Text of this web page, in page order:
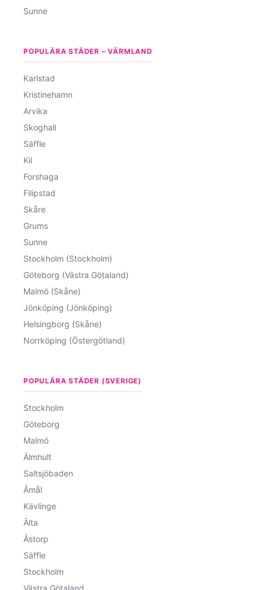
Sunne
POPULÄRA STÄDER – VÄRMLAND
Karlstad
Kristinehamn
Arvika
Skoghall
Säffle
Kil
Forshaga
Filipstad
Skåre
Grums
Sunne
Stockholm (Stockholm)
Göteborg (Västra Götaland)
Malmö (Skåne)
Jönköping (Jönköping)
Helsingborg (Skåne)
Norrköping (Östergötland)
POPULÄRA STÄDER (SVERIGE)
Stockholm
Göteborg
Malmö
Älmhult
Saltsjöbaden
Åmål
Kävlinge
Älta
Åstorp
Säffle
Stockholm
Västra Götaland